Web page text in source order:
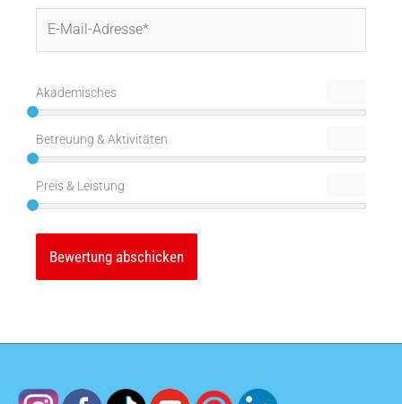
Mail-
Akademisches
Betreuung & Aktivitäten
Preis & Leistung